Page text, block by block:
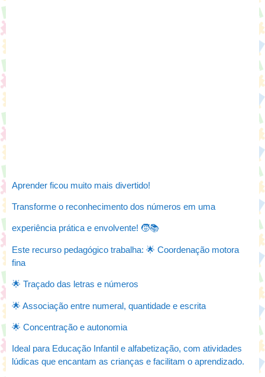
Aprender ficou muito mais divertido!
Transforme o reconhecimento dos números em uma
experiência prática e envolvente! 🧒📚
Este recurso pedagógico trabalha: 🌟 Coordenação motora
fina
🌟 Traçado das letras e números
🌟 Associação entre numeral, quantidade e escrita
🌟 Concentração e autonomia
Ideal para Educação Infantil e alfabetização, com atividades
lúdicas que encantam as crianças e facilitam o aprendizado.